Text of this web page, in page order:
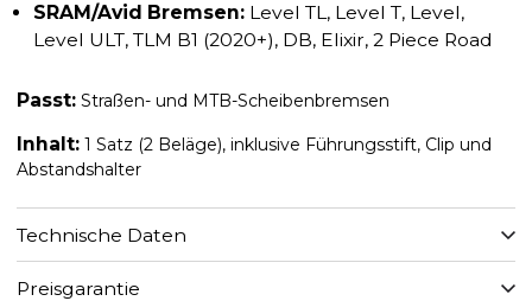
SRAM/Avid Bremsen: Level TL, Level T, Level,
Level ULT, TLM B1 (2020+), DB, Elixir, 2 Piece Road
Passt: Straßen- und MTB-Scheibenbremsen
Inhalt: 1 Satz (2 Beläge), inklusive Führungsstift, Clip und
Abstandshalter
Technische Daten
Preisgarantie